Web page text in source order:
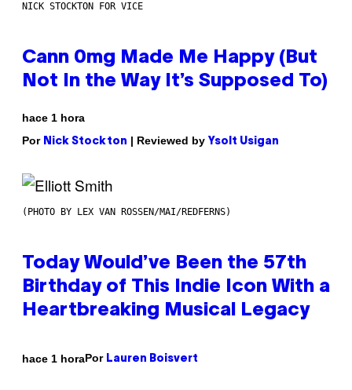
NICK STOCKTON FOR VICE
Cann 0mg Made Me Happy (But
Not In the Way It’s Supposed To)
hace 1 hora
Por Nick Stockton | Reviewed by Ysolt Usigan
(PHOTO BY LEX VAN ROSSEN/MAI/REDFERNS)
Today Would’ve Been the 57th
Birthday of This Indie Icon With a
Heartbreaking Musical Legacy
hace 1 horaPor Lauren Boisvert